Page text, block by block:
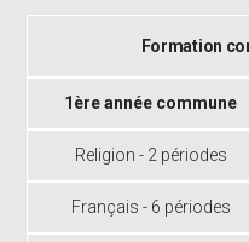
Formation
1ère année commune
Religion - 2 périodes
Français - 6 périodes